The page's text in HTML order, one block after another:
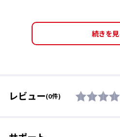
販売価格（税
3,630円
レビュー(0件)